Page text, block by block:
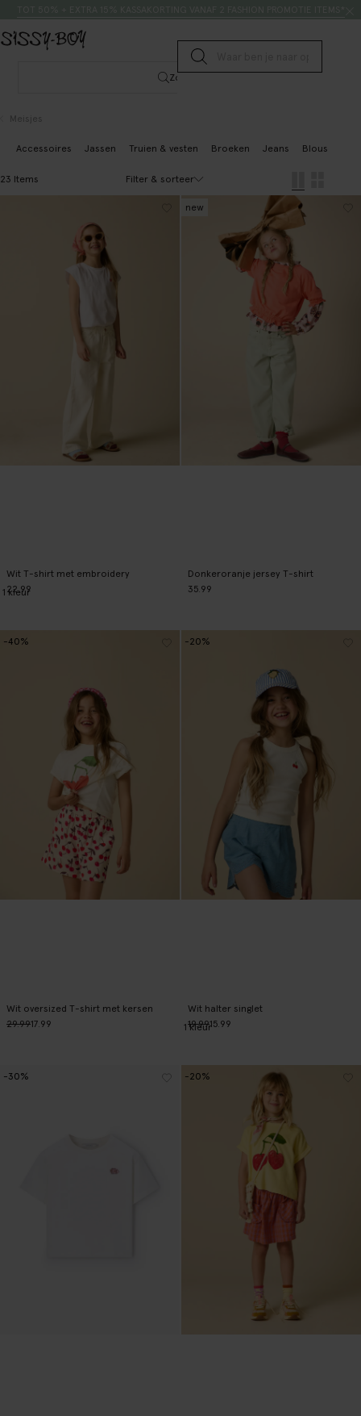
Submit search
Zoeken
Meisjes
Accessoires Jassen Truien & vesten Broeken Jeans Blouses &
23 Items Filter & sorteer
Wit T-shirt met embroidery
22.99
1 kleur
Donkeroranje jersey T-shirt
35.99
new
Wit oversized T-shirt met kersen
29.9917.99
-40%
Wit halter singlet
19.9915.99
-20%
1kleur
-30% -20%